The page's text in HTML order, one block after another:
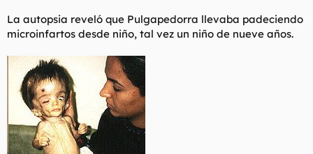
La autopsia reveló que Pulgapedorra llevaba padeciendo
microinfartos desde niño, tal vez un niño de nueve años.